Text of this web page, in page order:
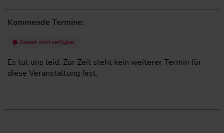
Kommende Termine:
Derzeit nicht verfügbar
Es tut uns leid. Zur Zeit steht kein weiterer Termin für
diese Veranstaltung fest.